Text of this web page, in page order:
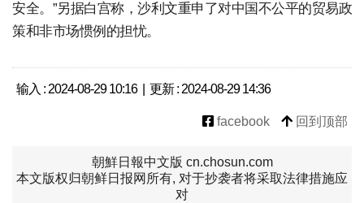
安全。”另据白宫称，沙利文重申了对中国不公平的贸易政
策和非市场惯例的担忧。
输入 : 2024-08-29 10:16 | 更新 : 2024-08-29 14:36
facebook 回到顶部
朝鮮日報中文版 cn.chosun.com
本文版权归朝鲜日报网所有, 对于抄袭者将采取法律措施应
对